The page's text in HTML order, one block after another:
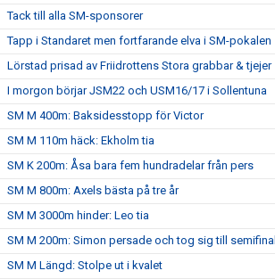
Tack till alla SM-sponsorer
Tapp i Standaret men fortfarande elva i SM-pokalen
Lörstad prisad av Friidrottens Stora grabbar & tjejer
I morgon börjar JSM22 och USM16/17 i Sollentuna
SM M 400m: Baksidesstopp för Victor
SM M 110m häck: Ekholm tia
SM K 200m: Åsa bara fem hundradelar från pers
SM M 800m: Axels bästa på tre år
SM M 3000m hinder: Leo tia
SM M 200m: Simon persade och tog sig till semifinal
SM M Längd: Stolpe ut i kvalet